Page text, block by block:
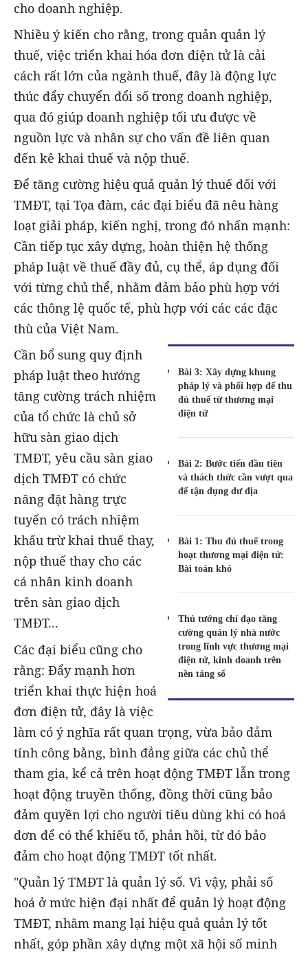
cho doanh nghiệp.
Nhiều ý kiến cho rằng, trong quản quản lý
thuế, việc triển khai hóa đơn điện tử là cải
cách rất lớn của ngành thuế, đây là động lực
thúc đẩy chuyển đổi số trong doanh nghiệp,
qua đó giúp doanh nghiệp tối ưu được về
nguồn lực và nhân sự cho vấn đề liên quan
đến kê khai thuế và nộp thuế.
Để tăng cường hiệu quả quản lý thuế đối với
TMĐT, tại Tọa đàm, các đại biểu đã nêu hàng
loạt giải pháp, kiến nghị, trong đó nhấn mạnh:
Cần tiếp tục xây dựng, hoàn thiện hệ thống
pháp luật về thuế đầy đủ, cụ thể, áp dụng đối
với từng chủ thể, nhằm đảm bảo phù hợp với
các thông lệ quốc tế, phù hợp với các các đặc
thù của Việt Nam.
Bài 3: Xây dựng khung
pháp lý và phối hợp để thu
đủ thuế từ thương mại
điện tử
Bài 2: Bước tiến đầu tiên
và thách thức cần vượt qua
để tận dụng dư địa
Bài 1: Thu đủ thuế trong
hoạt thương mại điện tử:
Bài toán khó
Thủ tướng chỉ đạo tăng
cường quản lý nhà nước
trong lĩnh vực thương mại
điện tử, kinh doanh trên
nền tảng số
Cần bổ sung quy định
pháp luật theo hướng
tăng cường trách nhiệm
của tổ chức là chủ sở
hữu sàn giao dịch
TMĐT, yêu cầu sàn giao
dịch TMĐT có chức
năng đặt hàng trực
tuyến có trách nhiệm
khấu trừ khai thuế thay,
nộp thuế thay cho các
cá nhân kinh doanh
trên sàn giao dịch
TMĐT...
Các đại biểu cũng cho
rằng: Đẩy mạnh hơn
triển khai thực hiện hoá
đơn điện tử, đây là việc
làm có ý nghĩa rất quan trọng, vừa bảo đảm
tính công bằng, bình đẳng giữa các chủ thể
tham gia, kể cả trên hoạt động TMĐT lẫn trong
hoạt động truyền thống, đồng thời cũng bảo
đảm quyền lợi cho người tiêu dùng khi có hoá
đơn để có thể khiếu tố, phản hồi, từ đó bảo
đảm cho hoạt động TMĐT tốt nhất.
"Quản lý TMĐT là quản lý số. Vì vậy, phải số
hoá ở mức hiện đại nhất để quản lý hoạt động
TMĐT, nhằm mang lại hiệu quả quản lý tốt
nhất, góp phần xây dựng một xã hội số minh